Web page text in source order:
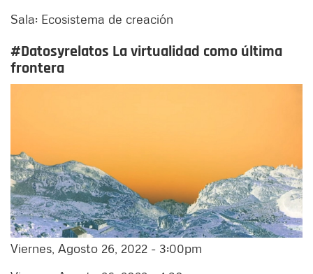
Sala: Ecosistema de creación
#Datosyrelatos La virtualidad como última
frontera
Viernes, Agosto 26, 2022 - 3:00pm